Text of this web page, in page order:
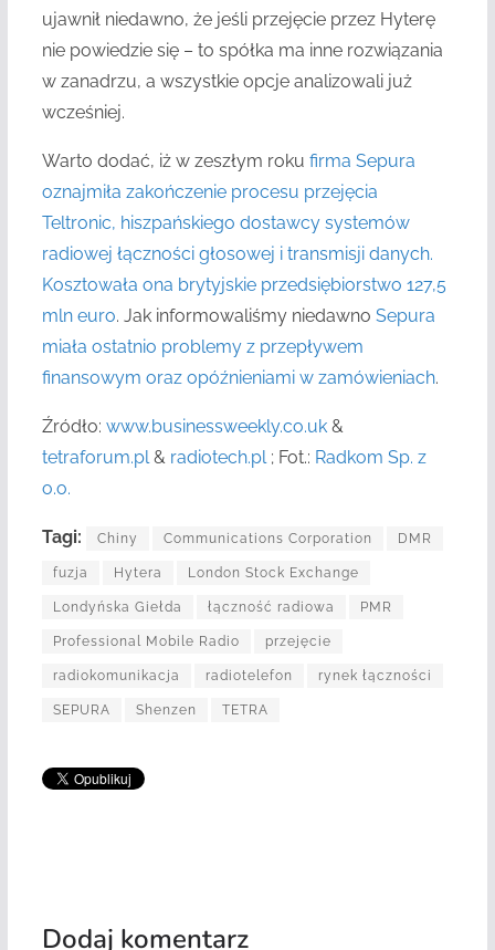
ujawnił niedawno, że jeśli przejęcie przez Hyterę
nie powiedzie się – to spółka ma inne rozwiązania
w zanadrzu, a wszystkie opcje analizowali już
wcześniej.
Warto dodać, iż w zeszłym roku firma Sepura
oznajmiła zakończenie procesu przejęcia
Teltronic, hiszpańskiego dostawcy systemów
radiowej łączności głosowej i transmisji danych.
Kosztowała ona brytyjskie przedsiębiorstwo 127,5
mln euro. Jak informowaliśmy niedawno Sepura
miała ostatnio problemy z przepływem
finansowym oraz opóźnieniami w zamówieniach.
Źródło: www.businessweekly.co.uk&
tetraforum.pl& radiotech.pl; Fot.: Radkom Sp. z
o.o.
Tagi: Chiny Communications Corporation DMR
fuzja Hytera London Stock Exchange
Londyńska Giełda łączność radiowa PMR
Professional Mobile Radio przejęcie
radiokomunikacja radiotelefon rynek łączności
SEPURA Shenzen TETRA
Dodaj komentarz